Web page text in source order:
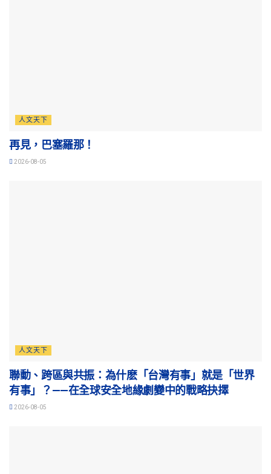
人文天下
再見，巴塞羅那！
2026-08-05
人文天下
聯動、跨區與共振：為什麽「台灣有事」就是「世界
有事」？——在全球安全地緣劇變中的戰略抉擇
2026-08-05